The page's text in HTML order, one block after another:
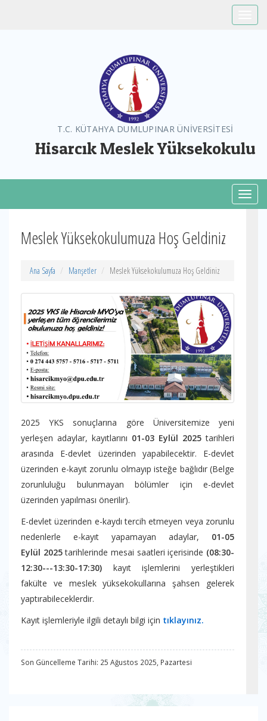
T.C. KÜTAHYA DUMLUPINAR ÜNİVERSİTESİ
Hisarcık Meslek Yüksekokulu
Meslek Yüksekokulumuza Hoş Geldiniz
Ana Sayfa Manşetler Meslek Yüksekokulumuza Hoş Geldiniz
2025 YKS sonuçlarına göre Üniversitemize yeni
yerleşen adaylar, kayıtlarını 01-03 Eylül 2025 tarihleri
arasında E-devlet üzerinden yapabilecektir. E-devlet
üzerinden e-kayıt zorunlu olmayıp isteğe bağlıdır (Belge
zorunluluğu bulunmayan bölümler için e-devlet
üzerinden yapılması önerilir).
E-devlet üzerinden e-kaydı tercih etmeyen veya zorunlu
nedenlerle e-kayıt yapamayan adaylar, 01-05
Eylül 2025tarihlerinde mesai saatleri içerisinde (08:30-
12:30---13:30-17:30) kayıt işlemlerini yerleştikleri
fakülte ve meslek yüksekokullarına şahsen gelerek
yaptırabileceklerdir.
Kayıt işlemleriyle ilgili detaylı bilgi için tıklayınız.
Son Güncelleme Tarihi: 25 Ağustos 2025, Pazartesi